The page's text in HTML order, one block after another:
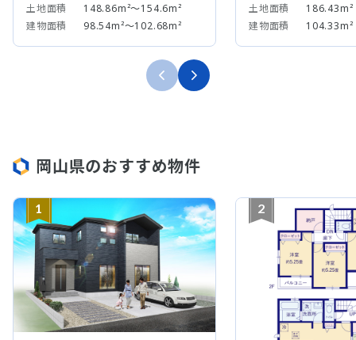
土地面積
148.86m²～154.6m²
建物面積
98.54m²～102.68m²
土地面積
186.43m²
建物面積
104.33m²
岡山県のおすすめ物件
1 2